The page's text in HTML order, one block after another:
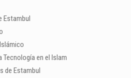
Estambul
Tecnología en el Islam
de Estambul